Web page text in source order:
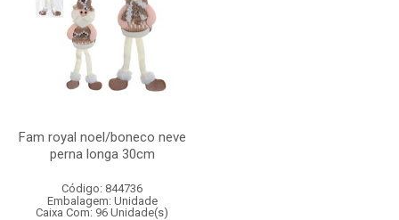
Fam royal noel/boneco neve
perna longa 30cm
Código: 844736
Embalagem: Unidade
Caixa Com: 96 Unidade(s)